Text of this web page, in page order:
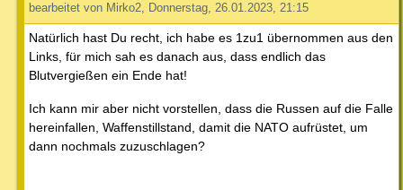
bearbeitet von Mirko2, Donnerstag, 26.01.2023, 21:15
Natürlich hast Du recht, ich habe es 1zu1 übernommen aus den
Links, für mich sah es danach aus, dass endlich das
Blutvergießen ein Ende hat!
Ich kann mir aber nicht vorstellen, dass die Russen auf die Falle
hereinfallen, Waffenstillstand, damit die NATO aufrüstet, um
dann nochmals zuzuschlagen?